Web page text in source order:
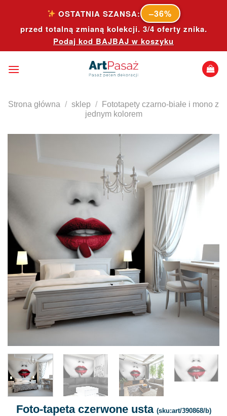
content
OSTATNIA SZANSA: –36%
przed totalną zmianą kolekcji. 3/4 oferty znika.
Podaj kod BAJBAJ w koszyku
Strona główna / sklep /
Fototapety czarno-białe i mono z
jednym kolorem
Foto-tapeta czerwone usta (sku:art/390868/b)